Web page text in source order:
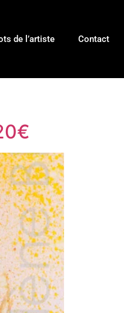
de l’artiste Contact